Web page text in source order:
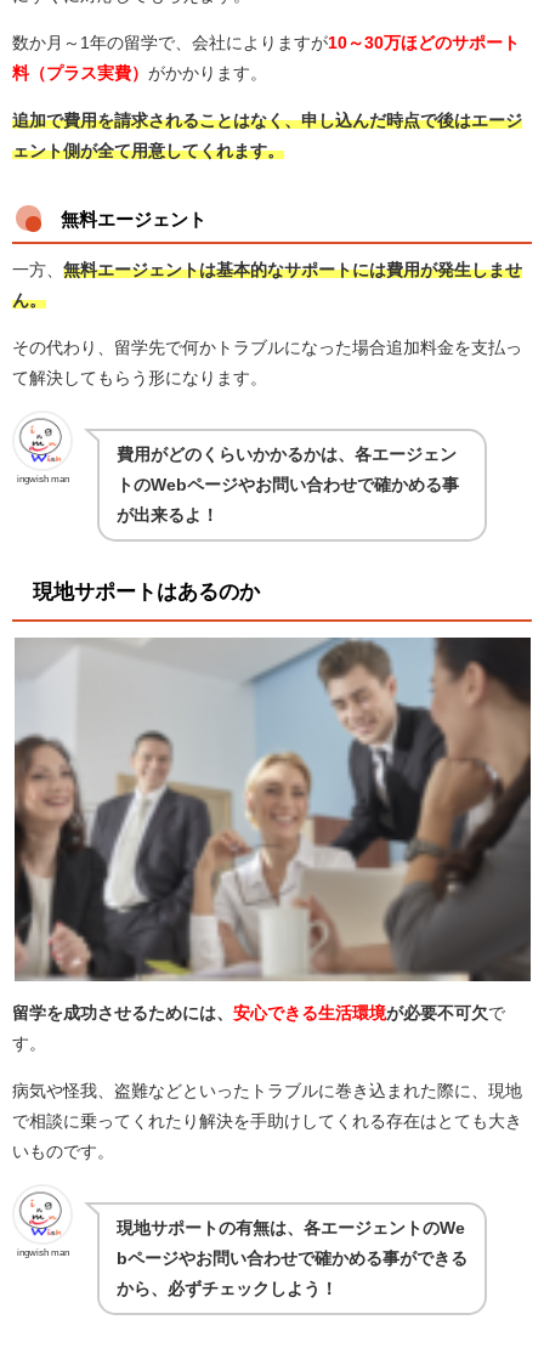
数か月～1年の留学で、会社によりますが10～30万ほどのサポート
料（プラス実費） がかかります。
追加で費用を請求されることはなく、申し込んだ時点で後はエージ
ェント側が全て用意してくれます。
無料エージェント
一方、 無料エージェントは基本的なサポートには費用が発生しませ
ん。
その代わり、留学先で何かトラブルになった場合追加料金を支払っ
て解決してもらう形になります。
ingwish man
費用がどのくらいかかるかは、各エージェン
トのWebページやお問い合わせで確かめる事
が出来るよ！
現地サポートはあるのか
留学を成功させるためには、 安心できる生活環境が必要不可欠で
す。
病気や怪我、盗難などといったトラブルに巻き込まれた際に、現地
で相談に乗ってくれたり解決を手助けしてくれる存在はとても大き
いものです。
ingwish man
現地サポートの有無は、 各エージェントのWe
bページやお問い合わせで確かめる事ができる
から、必ずチェックしよう！